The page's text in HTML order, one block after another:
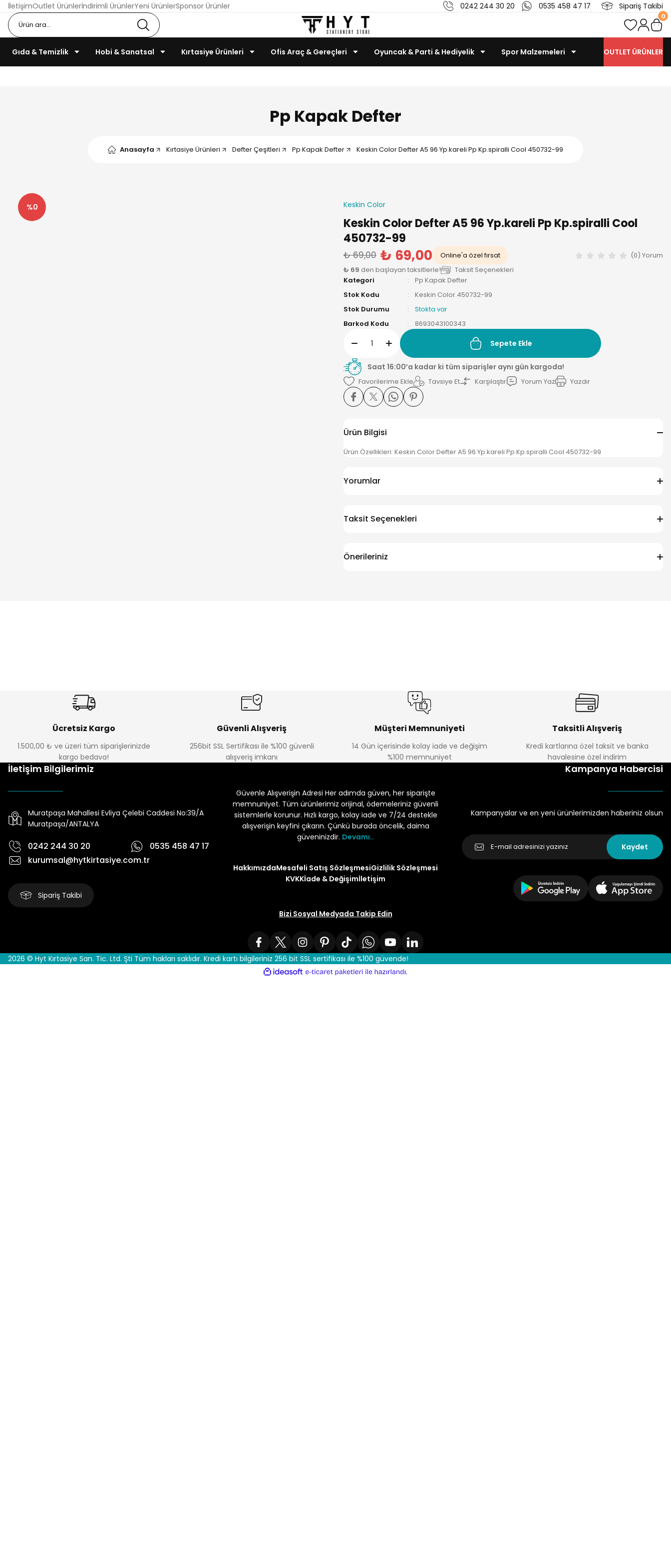
İletişimOutlet Ürünlerİndirimli ÜrünlerYeni ÜrünlerSponsor Ürünler 0242 244 30 20 0535 458 47 17 Sipariş Takibi
0
Gıda & Temizlik Hobi & Sanatsal Kırtasiye Ürünleri Ofis Araç & Gereçleri Oyuncak & Parti & Hediyelik Spor Malzemeleri OUTLET ÜRÜNLER
Pp Kapak Defter
Anasayfa Kırtasiye Ürünleri Defter Çeşitleri Pp Kapak Defter Keskin Color Defter A5 96 Yp.kareli Pp Kp.spiralli Cool 450732-99
%0 Keskin Color
Keskin Color Defter A5 96 Yp.kareli Pp Kp.spiralli Cool
450732-99
₺ 69,00 ₺ 69,00 Online'a özel fırsat
(0) Yorum
₺ 69 den başlayan taksitlerle!
Taksit Seçenekleri
Kategori
Pp Kapak Defter
Stok Kodu
Keskin Color.450732-99
Stok Durumu
Stokta var
Barkod Kodu
8693043100343
Sepete Ekle
Saat 16:00’a kadar ki tüm siparişler aynı gün kargoda!
Tavsiye Et Karşılaştır Yorum Yaz Yazdır
Ürün Bilgisi
Ürün Özellikleri: Keskin Color Defter A5 96 Yp.kareli Pp Kp.spiralli Cool 450732-99
Yorumlar
Taksit Seçenekleri
Önerileriniz
Ücretsiz Kargo
1.500,00 ₺ ve üzeri tüm siparişlerinizde
kargo bedava!
Güvenli Alışveriş
256bit SSL Sertifikası ile %100 güvenli
alışveriş imkanı
Müşteri Memnuniyeti
14 Gün içerisinde kolay iade ve değişim
%100 memnuniyet
Taksitli Alışveriş
Kredi kartlarına özel taksit ve banka
havalesine özel indirim
İletişim Bilgilerimiz
Muratpaşa Mahallesi Evliya Çelebi Caddesi No:39/A
Muratpaşa/ANTALYA
0242 244 30 20
0535 458 47 17
kurumsal@hytkirtasiye.com.tr
Sipariş Takibi
Güvenle Alışverişin Adresi Her adımda güven, her siparişte
memnuniyet. Tüm ürünlerimiz orijinal, ödemeleriniz güvenli
sistemlerle korunur. Hızlı kargo, kolay iade ve 7/24 destekle
alışverişin keyfini çıkarın. Çünkü burada öncelik, daima
güveninizdir. Devamı..
HakkımızdaMesafeli Satış SözleşmesiGizlilik Sözleşmesi
KVKKİade & Değişimİletişim
Bizi Sosyal Medyada Takip Edin
Kampanya Habercisi
Kampanyalar ve en yeni ürünlerimizden haberiniz olsun
Kaydet
2026 © Hyt Kırtasiye San. Tic. Ltd. Şti Tüm hakları saklıdır. Kredi kartı bilgileriniz 256 bit SSL sertifikası ile %100 güvende!
ideasoft
e-